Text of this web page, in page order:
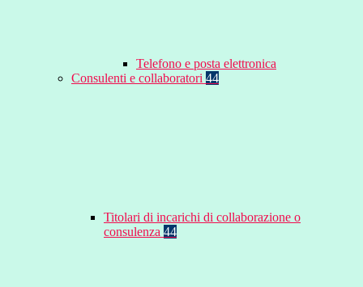
Telefono e posta elettronica
Consulenti e collaboratori 44
Titolari di incarichi di collaborazione o
consulenza 44